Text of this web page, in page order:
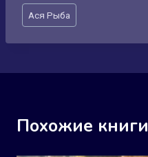
Метки
записи:
Ася Рыба
Похожие книги